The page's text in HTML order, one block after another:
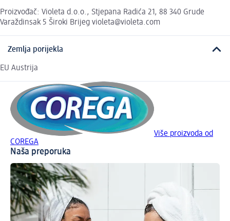
Proizvođač: Violeta d.o.o., Stjepana Radića 21, 88 340 Grude
Varaždinsak 5 Široki Brijeg violeta@violeta.com
Zemlja porijekla
EU Austrija
Više proizvoda od
COREGA
Naša preporuka